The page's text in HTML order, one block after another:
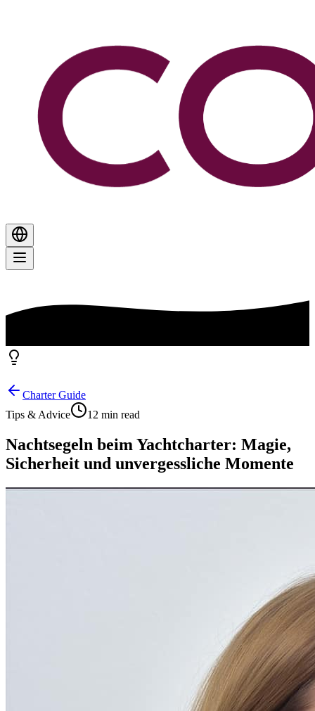
Charter Guide
Tips & Advice
12 min read
Nachtsegeln beim Yachtcharter: Magie,
Sicherheit und unvergessliche Momente